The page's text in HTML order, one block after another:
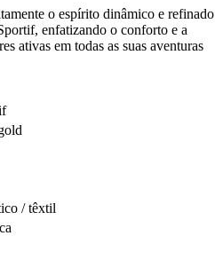
o espírito dinâmico e refinado
enfatizando o conforto e a
ativas em todas as suas aventuras
/ têxtil